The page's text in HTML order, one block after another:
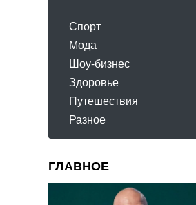
Спорт
Мода
Шоу-бизнес
Здоровье
Путешествия
Разное
ГЛАВНОЕ